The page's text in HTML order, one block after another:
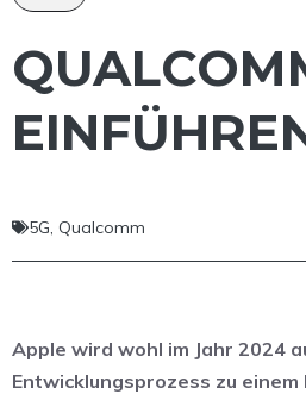
5G, Qualcomm
Apple wird wohl im Jahr 2024
Entwicklungsprozess zu